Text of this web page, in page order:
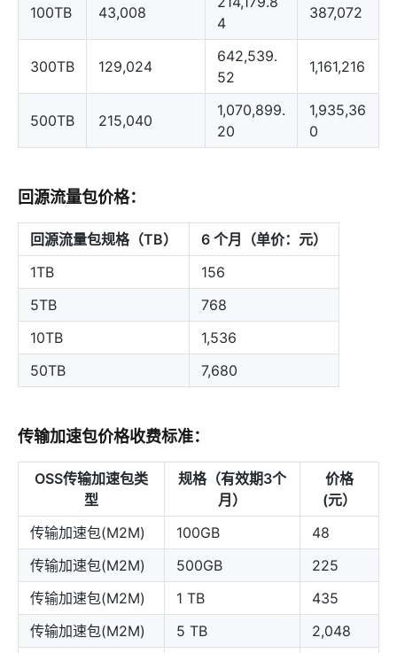
100TB 43,008
4
387,072
300TB 129,024
642,539.
52
1,161,216
500TB 215,040
1,070,899.
20
1,935,36
0
回源流量包价格：
回源流量包规格（TB）
6 个月（单价：元）
1TB
156
5TB
768
10TB
1,536
50TB
7,680
传输加速包价格收费标准：
OSS传输加速包类
型
规格（有效期3个
月）
价格
(元）
传输加速包(M2M)
100GB
48
传输加速包(M2M)
500GB
225
传输加速包(M2M)
1 TB
435
传输加速包(M2M)
5 TB
2,048